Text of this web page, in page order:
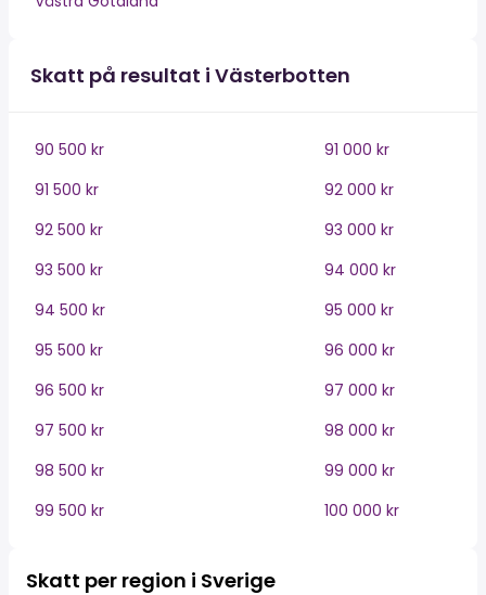
Skatt på resultat i Västerbotten
90 500 kr
91 000 kr
91 500 kr
92 000 kr
92 500 kr
93 000 kr
93 500 kr
94 000 kr
94 500 kr
95 000 kr
95 500 kr
96 000 kr
96 500 kr
97 000 kr
97 500 kr
98 000 kr
98 500 kr
99 000 kr
99 500 kr
100 000 kr
Skatt per region i Sverige